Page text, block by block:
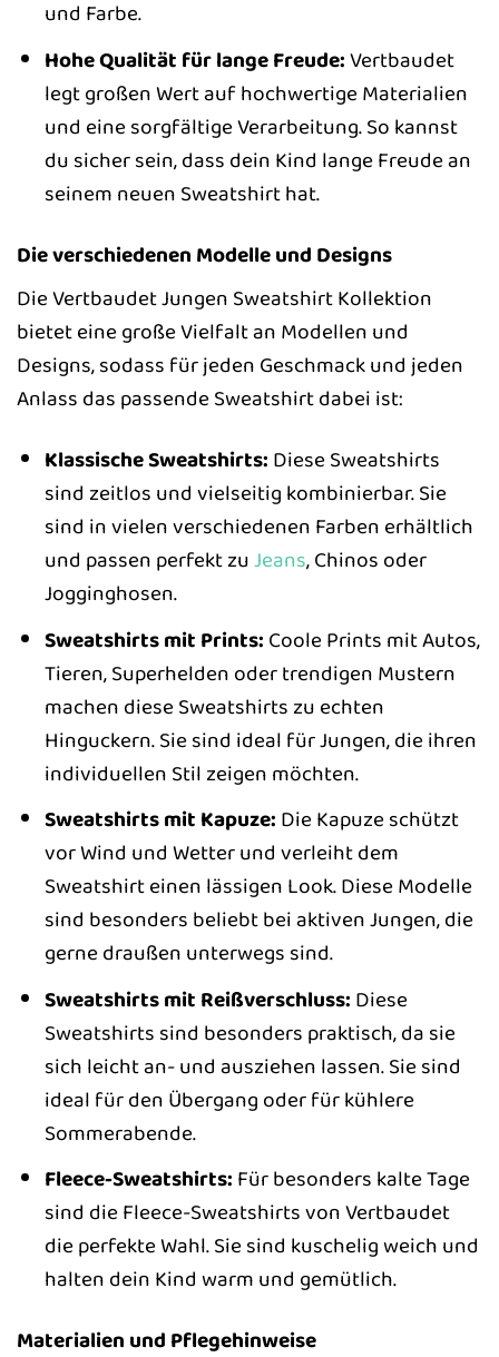
und Farbe.
Hohe Qualität für lange Freude:Vertbaudet
legt großen Wert auf hochwertige Materialien
und eine sorgfältige Verarbeitung. So kannst
du sicher sein, dass dein Kind lange Freude an
seinem neuen Sweatshirt hat.
Die verschiedenen Modelle und Designs
Die Vertbaudet Jungen Sweatshirt Kollektion
bietet eine große Vielfalt an Modellen und
Designs, sodass für jeden Geschmack und jeden
Anlass das passende Sweatshirt dabei ist:
Klassische Sweatshirts: Diese Sweatshirts
sind zeitlos und vielseitig kombinierbar. Sie
sind in vielen verschiedenen Farben erhältlich
und passen perfekt zuJeans, Chinos oder
Jogginghosen.
Sweatshirts mit Prints: Coole Prints mit Autos,
Tieren, Superhelden oder trendigen Mustern
machen diese Sweatshirts zu echten
Hinguckern. Sie sind ideal für Jungen, die ihren
individuellen Stil zeigen möchten.
Sweatshirts mit Kapuze: Die Kapuze schützt
vor Wind und Wetter und verleiht dem
Sweatshirt einen lässigen Look. Diese Modelle
sind besonders beliebt bei aktiven Jungen, die
gerne draußen unterwegs sind.
Sweatshirts mit Reißverschluss: Diese
Sweatshirts sind besonders praktisch, da sie
sich leicht an- und ausziehen lassen. Sie sind
ideal für den Übergang oder für kühlere
Sommerabende.
Fleece-Sweatshirts: Für besonders kalte Tage
sind die Fleece-Sweatshirts von Vertbaudet
die perfekte Wahl. Sie sind kuschelig weich und
halten dein Kind warm und gemütlich.
Materialien und Pflegehinweise